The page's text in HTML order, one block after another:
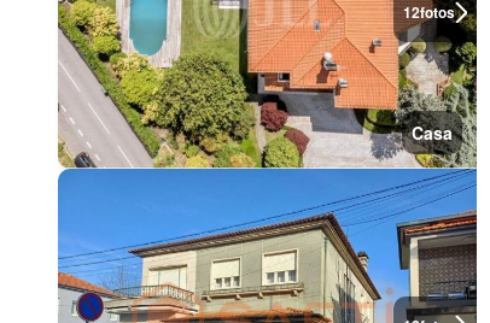
12fotos
Casa